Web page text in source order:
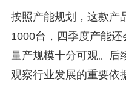
按照产能规划，这款产
1000台，四季度产能
量产规模十分可观。后
观察行业发展的重要依